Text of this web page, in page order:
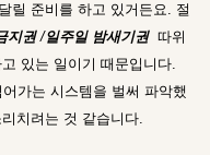
릴 준비를 하고 있거든요. 절
지권/일주일 밤새기권 따위
있는 일이기 때문입니다.
가는 시스템을 벌써 파악했
치려는 것 같습니다.